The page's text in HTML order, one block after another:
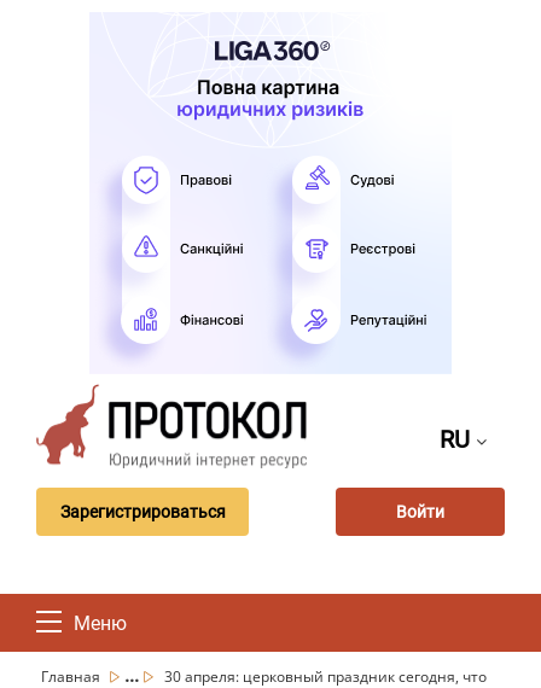
RU
Зарегистрироваться Войти
Меню
Главная ...
30 апреля: церковный праздник сегодня, что